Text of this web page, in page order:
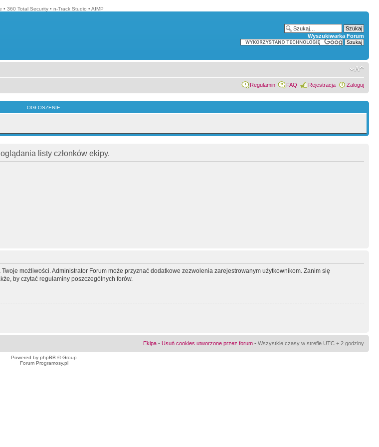
• 360 Total Security • n-Track Studio • AIMP
Wyszukiwarka Forum
Regulamin FAQ Rejestracja Zaloguj
OGŁOSZENIE:
listy członków ekipy.
możliwości. Administrator Forum może przyznać dodatkowe zezwolenia zarejestrowanym użytkownikom. Zanim się
by czytać regulaminy poszczególnych forów.
Ekipa • Usuń cookies utworzone przez forum • Wszystkie czasy w strefie UTC + 2 godziny
Powered by phpBB © Group
Forum Programosy.pl